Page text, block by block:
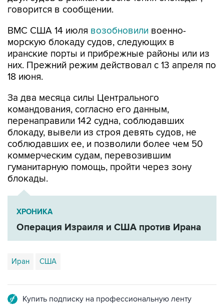
ВМС США 14 июлявозобновили
иранские порты и прибрежные районы или из
них. Прежний режим действовал с 13 апреля по
18 июня.
За два месяца силы Центрального
перенаправили 142 судна, соблюдавших
блокаду, вывели из строя девять судов, не
соблюдавших ее, и позволили более чем 50
коммерческим судам, перевозившим
гуманитарную помощь, пройти через зону
блокады.
ХРОНИКА
Операция Израиля и США против Ирана
Иран США
Подписаться на рассылку главных новостей сайта